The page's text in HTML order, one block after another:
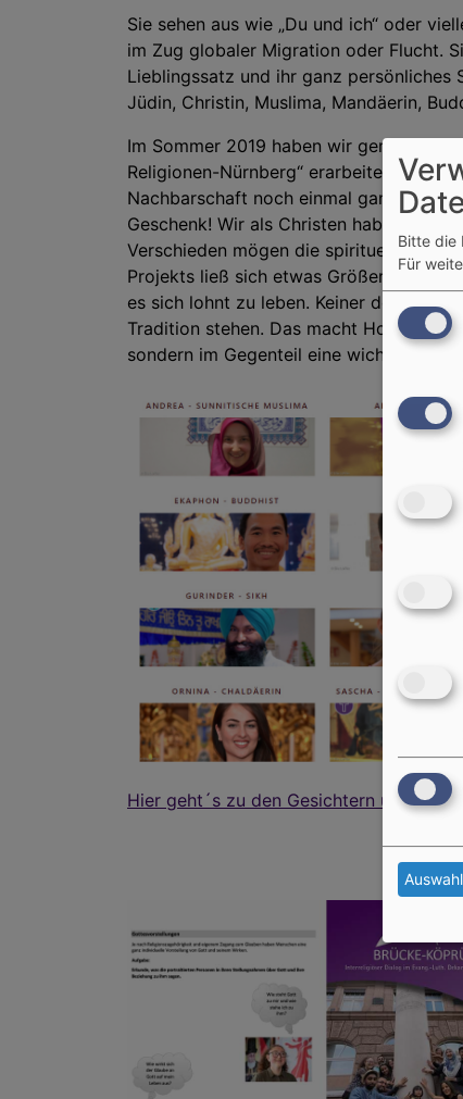
Sie sehen aus wie „Du und ich“ oder
im Zug globaler Migration oder Flucht.
Lieblingssatz und ihr ganz
Jüdin, Christin, Muslima, Mandäerin,
Im Sommer 2019 haben wir
Religionen-Nürnberg“ erarbeitet. Das
Nachbarschaft noch einmal ganz neu
Geschenk! Wir als Christen haben ihn
Verschieden mögen die spirituellen
Projekts ließ sich etwas Größeres,
es sich lohnt zu leben. Keiner der
Tradition stehen. Das macht Hoffnung,
sondern im Gegenteil eine wichtig
Hier geht´s zu den Gesichtern und
Bitte die
Für